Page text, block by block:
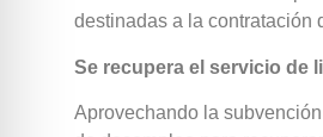
destinadas a la contratación
Se recupera el servicio de
Aprovechando la